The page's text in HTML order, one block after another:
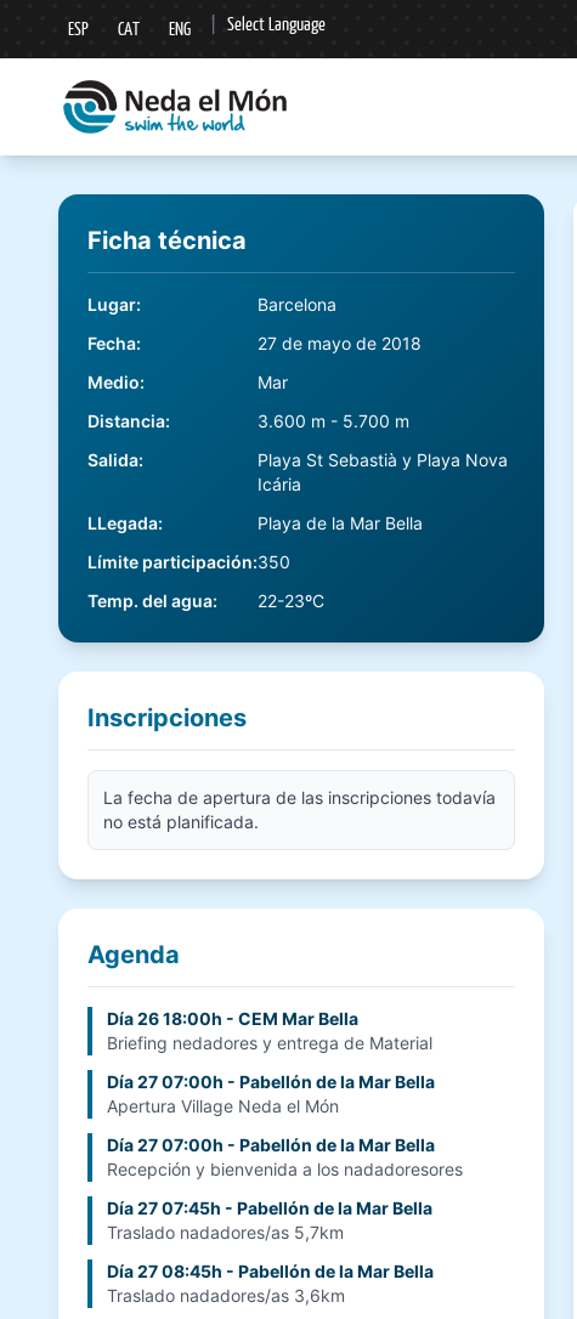
ESP CAT ENG Select Language
▼
Ficha técnica
Lugar:
Barcelona
Fecha:
27 de mayo de 2018
Medio:
Mar
Distancia:
3.600 m - 5.700 m
Salida:
Playa St Sebastià y Playa Nova
Icária
LLegada:
Playa de la Mar Bella
Límite participación:350
Temp. del agua: 22-23ºC
Inscripciones
La fecha de apertura de las inscripciones todavía
no está planificada.
Agenda
Día 26 18:00h - CEM Mar Bella
Briefing nedadores y entrega de Material
Día 27 07:00h - Pabellón de la Mar Bella
Apertura Village Neda el Món
Día 27 07:00h - Pabellón de la Mar Bella
Recepción y bienvenida a los nadadoresores
Día 27 07:45h - Pabellón de la Mar Bella
Traslado nadadores/as 5,7km
Día 27 08:45h - Pabellón de la Mar Bella
Traslado nadadores/as 3,6km